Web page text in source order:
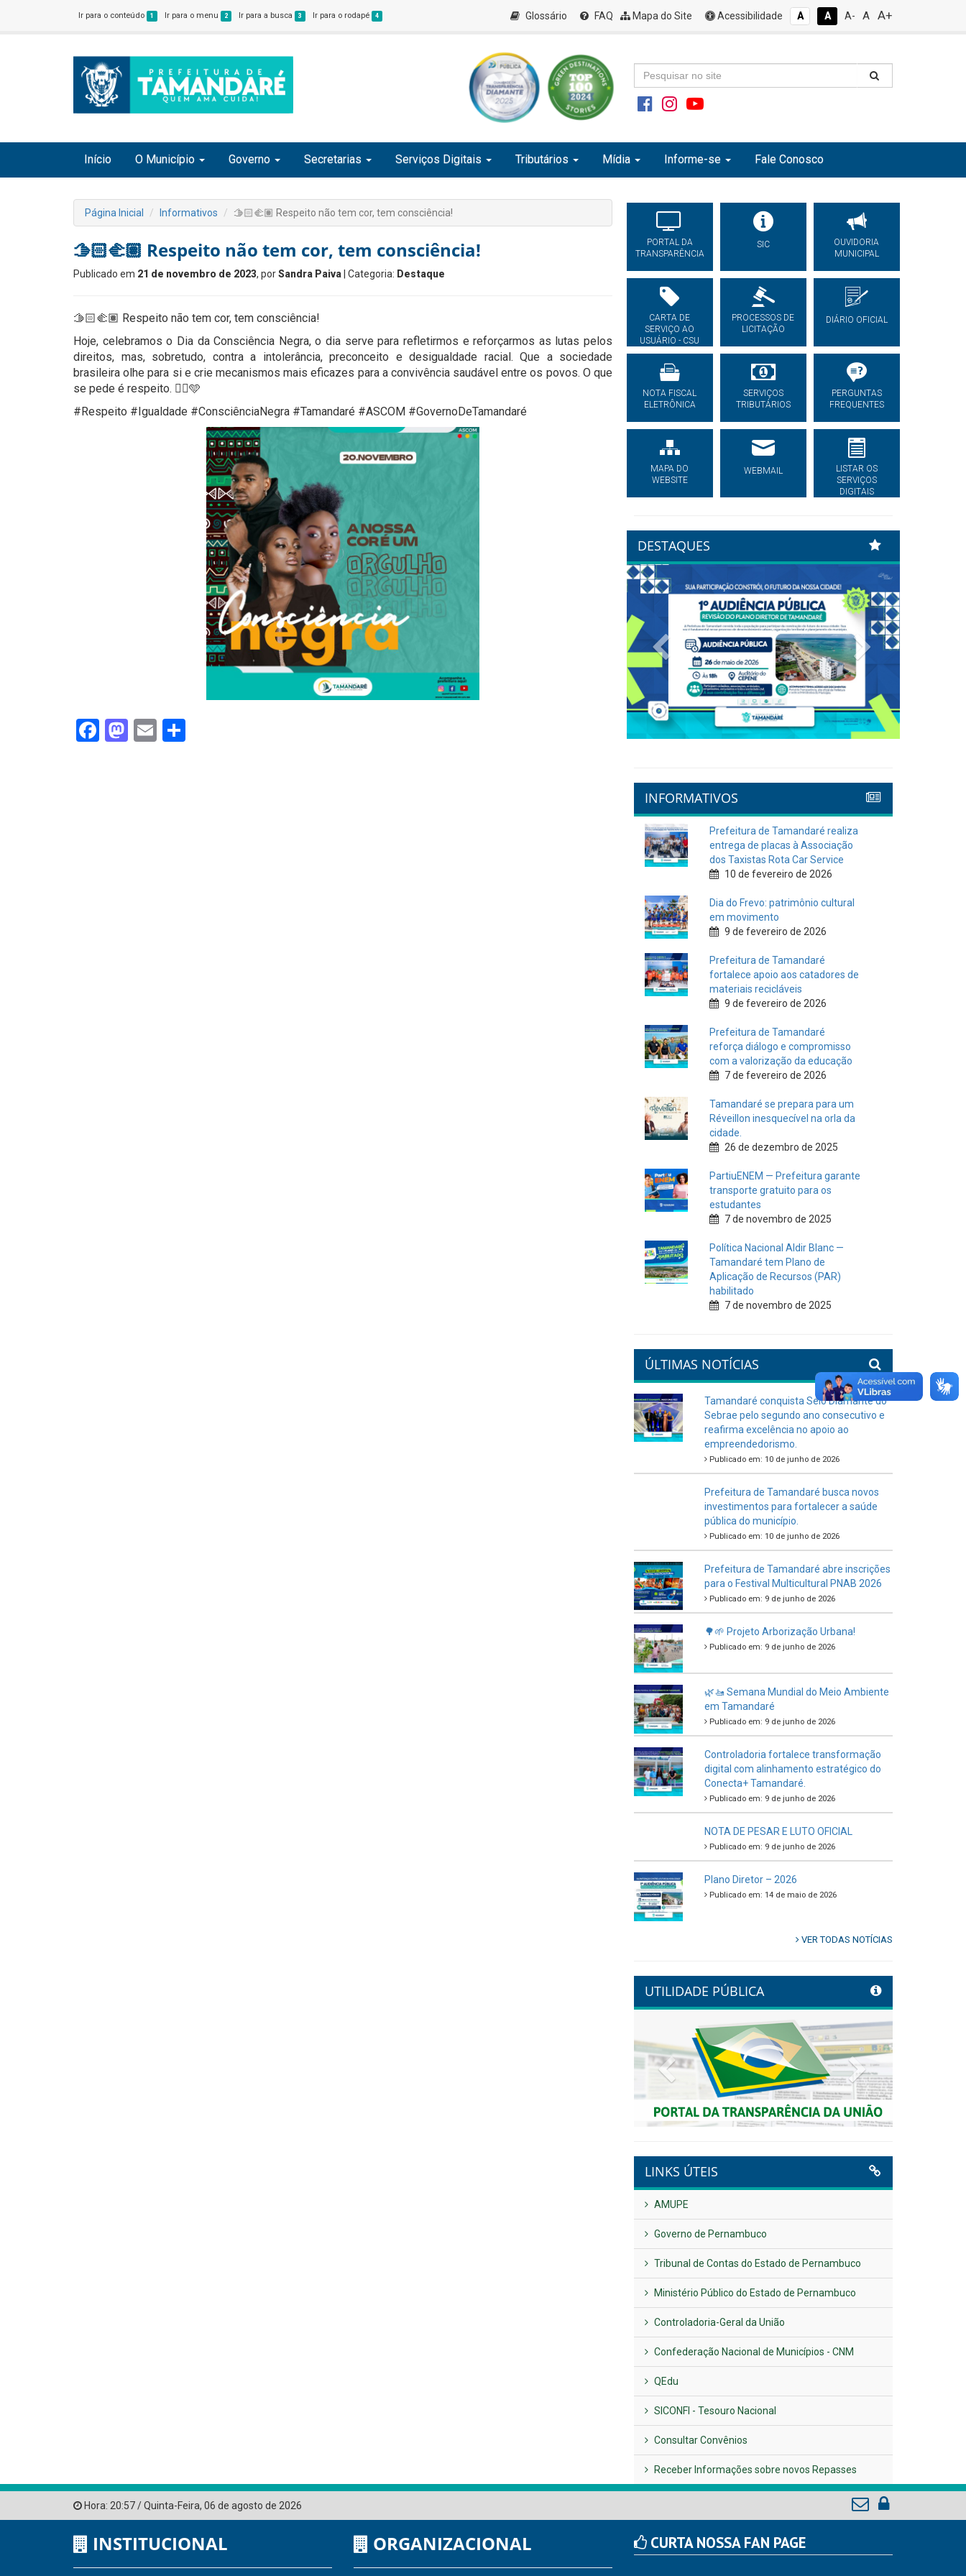
Ir para o conteúdo 1 Ir para o menu 2 Ir para a busca 3 Ir para o rodapé 4 Glossário FAQ Mapa do Site Acessibilidade A A A- A A+
Início O Município Governo Secretarias Serviços Digitais Tributários Mídia Informe-se Fale Conosco
Página Inicial Informativos 🫱🏻‍🫲🏽 Respeito não tem cor, tem consciência!
🫱🏻‍🫲🏽 Respeito não tem cor, tem consciência!
Publicado em 21 de novembro de 2023, porSandra Paiva | Categoria: Destaque
🫱🏻‍🫲🏽 Respeito não tem cor, tem consciência!
Hoje, celebramos o Dia da Consciência Negra, o dia serve para refletirmos e reforçarmos as lutas pelos
direitos, mas, sobretudo, contra a intolerância, preconceito e desigualdade racial. Que a sociedade
brasileira olhe para si e crie mecanismos mais eficazes para a convivência saudável entre os povos. O que
se pede é respeito. ✊🏾🩵
#Respeito #Igualdade #ConsciênciaNegra #Tamandaré #ASCOM #GovernoDeTamandaré
Facebook
Mastodon
Email
PORTAL DA
TRANSPARÊNCIA
SIC
OUVIDORIA
MUNICIPAL
CARTA DE
SERVIÇO AO
USUÁRIO - CSU
PROCESSOS DE
LICITAÇÃO
DIÁRIO OFICIAL
NOTA FISCAL
ELETRÔNICA
SERVIÇOS
TRIBUTÁRIOS
PERGUNTAS
FREQUENTES
MAPA DO
WEBSITE
WEBMAIL
LISTAR OS
SERVIÇOS
DIGITAIS
DESTAQUES
Previous Next
INFORMATIVOS
Prefeitura de Tamandaré realiza
entrega de placas à Associação
dos Taxistas Rota Car Service
10 de fevereiro de 2026
Dia do Frevo: patrimônio cultural
em movimento
9 de fevereiro de 2026
Prefeitura de Tamandaré
fortalece apoio aos catadores de
materiais recicláveis
9 de fevereiro de 2026
Prefeitura de Tamandaré
reforça diálogo e compromisso
com a valorização da educação
7 de fevereiro de 2026
Tamandaré se prepara para um
Réveillon inesquecível na orla da
cidade.
26 de dezembro de 2025
PartiuENEM — Prefeitura garante
transporte gratuito para os
estudantes
7 de novembro de 2025
Política Nacional Aldir Blanc —
Tamandaré tem Plano de
Aplicação de Recursos (PAR)
habilitado
7 de novembro de 2025
ÚLTIMAS NOTÍCIAS
Tamandaré conquista Selo Diamante do
Sebrae pelo segundo ano consecutivo e
reafirma excelência no apoio ao
empreendedorismo.
Publicado em: 10 de junho de 2026
Prefeitura de Tamandaré busca novos
investimentos para fortalecer a saúde
pública do município.
Publicado em: 10 de junho de 2026
Prefeitura de Tamandaré abre inscrições
para o Festival Multicultural PNAB 2026
Publicado em: 9 de junho de 2026
🌳🌱 Projeto Arborização Urbana!
Publicado em: 9 de junho de 2026
🌿🚤 Semana Mundial do Meio Ambiente
em Tamandaré
Publicado em: 9 de junho de 2026
Controladoria fortalece transformação
digital com alinhamento estratégico do
Conecta+ Tamandaré.
Publicado em: 9 de junho de 2026
NOTA DE PESAR E LUTO OFICIAL
Publicado em: 9 de junho de 2026
Plano Diretor – 2026
Publicado em: 14 de maio de 2026
VER TODAS NOTÍCIAS
UTILIDADE PÚBLICA
Previous Next
LINKS ÚTEIS
AMUPE
Governo de Pernambuco
Tribunal de Contas do Estado de Pernambuco
Ministério Público do Estado de Pernambuco
Controladoria-Geral da União
Confederação Nacional de Municípios - CNM
QEdu
SICONFI - Tesouro Nacional
Consultar Convênios
Receber Informações sobre novos Repasses
Hora: 20:57/Quinta-Feira, 06 de agosto de 2026
INSTITUCIONAL ORGANIZACIONAL CURTA NOSSA FAN PAGE